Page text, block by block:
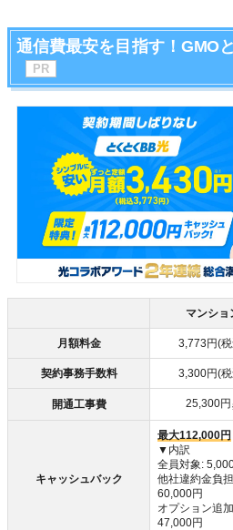
通信費最安を目指す！GMO
マンショ
月額料金 3,773円(
契約事務手数料 3,300円(
開通工事費 25,300円
キャッシュバック
最大112,000円
▼内訳
全員対象:
他社違約金負
60,000円
オプション追
47,000円